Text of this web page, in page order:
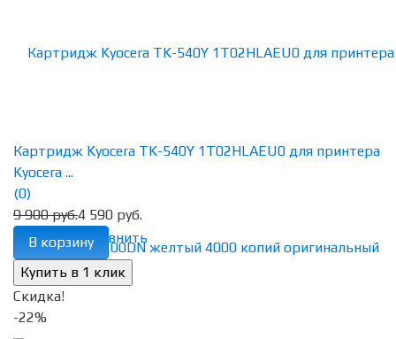
избранное сравнить
Картридж Kyocera TK-540Y 1T02HLAEU0 для принтера
Kyocera ...
(0)
9 900 руб.4 590 руб.
В корзину
Скидка!
-22%